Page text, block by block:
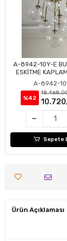
Sepete
A-8942-10Y-E
ESKİTME
AVİZE
A-8942-
%42
Sepete
Ürün Açıklaması